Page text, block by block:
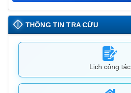
THÔNG TIN TRA CỨU
Lịch công tác